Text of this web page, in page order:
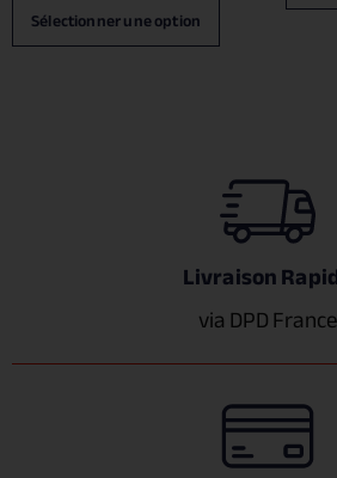
Sélectionner une option
Livraison
via DPD France